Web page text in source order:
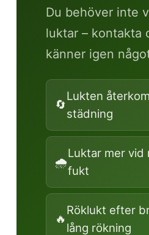
Du behöver inte
luktar – kontakta
känner igen
🔄
Lukten
städning
🌧️
Luktar mer vid
fukt
🔥
Röklukt efter
lång rökning